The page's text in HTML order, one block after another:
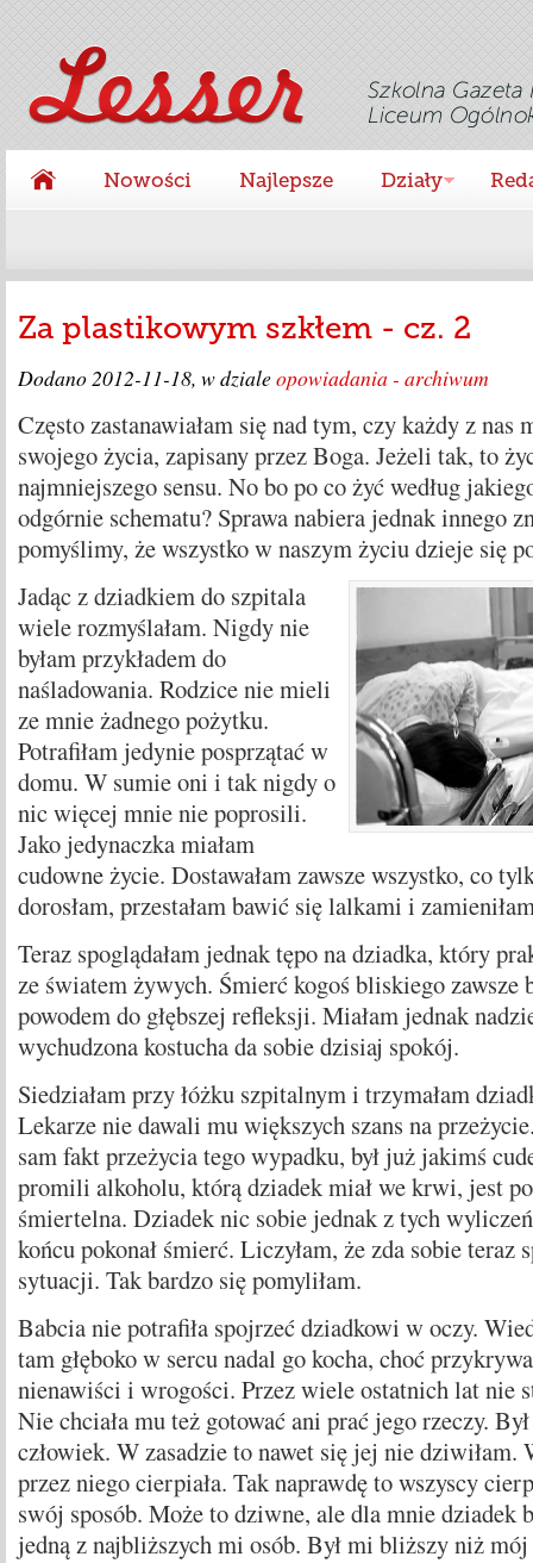
Nowości Najlepsze Działy
Za plastikowym szkłem - cz. 2
Dodano2012-11-18, w dzialeopowiadania - archiwum
Często zastanawiałam się nad tym, czy każdy z nas
swojego życia, zapisany przez Boga. Jeżeli tak, to
najmniejszego sensu. No bo po co żyć według
odgórnie schematu? Sprawa nabiera jednak innego
pomyślimy, że wszystko w naszym życiu dzieje się
Jadąc z dziadkiem do szpitala
wiele rozmyślałam. Nigdy nie
byłam przykładem do
naśladowania. Rodzice nie mieli
ze mnie żadnego pożytku.
Potrafiłam jedynie posprzątać w
domu. W sumie oni i tak nigdy o
nic więcej mnie nie poprosili.
Jako jedynaczka miałam
cudowne życie. Dostawałam zawsze wszystko, co
dorosłam, przestałam bawić się lalkami i
Teraz spoglądałam jednak tępo na dziadka, który
ze światem żywych. Śmierć kogoś bliskiego zawsze
powodem do głębszej refleksji. Miałam jednak
wychudzona kostucha da sobie dzisiaj spokój.
Siedziałam przy łóżku szpitalnym i trzymałam
Lekarze nie dawali mu większych szans na
sam fakt przeżycia tego wypadku, był już jakimś
promili alkoholu, którą dziadek miał we krwi, jest
śmiertelna. Dziadek nic sobie jednak z tych
końcu pokonał śmierć. Liczyłam, że zda sobie teraz
sytuacji. Tak bardzo się pomyliłam.
Babcia nie potrafiła spojrzeć dziadkowi w oczy.
tam głęboko w sercu nadal go kocha, choć
nienawiści i wrogości. Przez wiele ostatnich lat nie
Nie chciała mu też gotować ani prać jego rzeczy.
człowiek. W zasadzie to nawet się jej nie dziwiłam.
przez niego cierpiała. Tak naprawdę to wszyscy
swój sposób. Może to dziwne, ale dla mnie dziadek
jedną z najbliższych mi osób. Był mi bliższy niż